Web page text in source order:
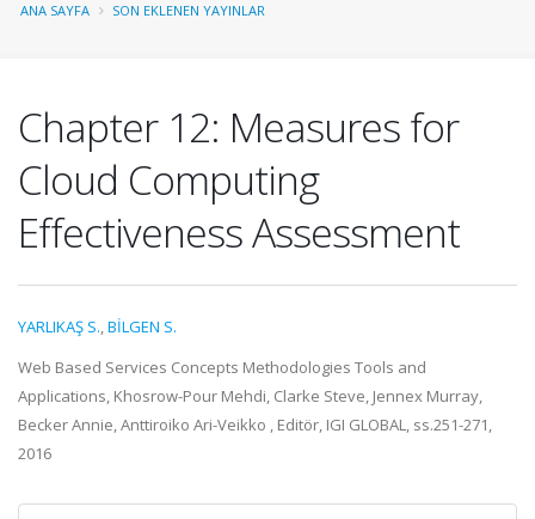
ANA SAYFA SON EKLENEN YAYINLAR
Chapter 12: Measures for
Cloud Computing
Effectiveness Assessment
YARLIKAŞ S.,BİLGEN S.
Web Based Services Concepts Methodologies Tools and
Applications, Khosrow-Pour Mehdi, Clarke Steve, Jennex Murray,
Becker Annie, Anttiroiko Ari-Veikko , Editör, IGI GLOBAL, ss.251-271,
2016